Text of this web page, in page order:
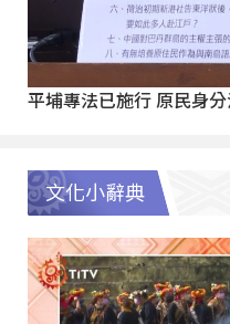
平埔專法已施行 原民身
文化小辭典